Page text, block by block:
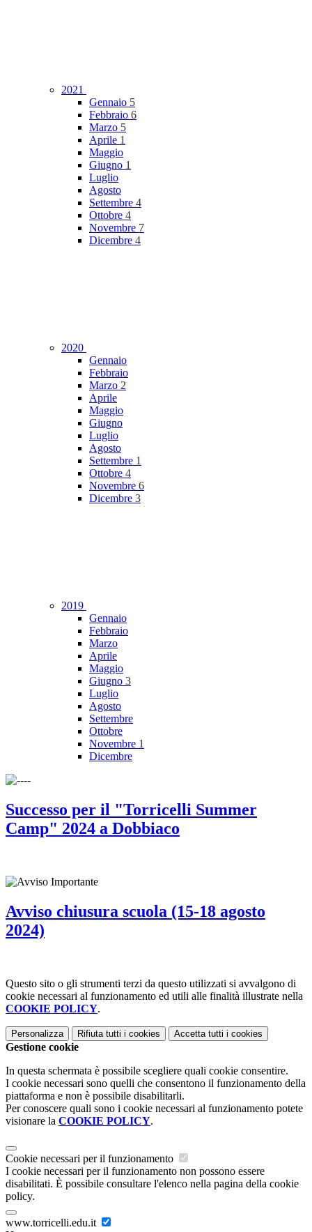
2021
Gennaio 5
Febbraio 6
Marzo 5
Aprile 1
Maggio
Giugno 1
Luglio
Agosto
Settembre 4
Ottobre 4
Novembre 7
Dicembre 4
2020
Gennaio
Febbraio
Marzo 2
Aprile
Maggio
Giugno
Luglio
Agosto
Settembre 1
Ottobre 4
Novembre 6
Dicembre 3
2019
Gennaio
Febbraio
Marzo
Aprile
Maggio
Giugno 3
Luglio
Agosto
Settembre
Ottobre
Novembre 1
Dicembre
Successo per il "Torricelli Summer
Camp" 2024 a Dobbiaco
Avviso chiusura scuola (15-18 agosto
2024)
Questo sito o gli strumenti terzi da questo utilizzati si avvalgono di
cookie necessari al funzionamento ed utili alle finalità illustrate nella
COOKIE POLICY.
Personalizza Rifiuta tutti i cookies Accetta tutti i cookies
Gestione cookie
In questa schermata è possibile scegliere quali cookie consentire.
I cookie necessari sono quelli che consentono il funzionamento della
piattaforma e non è possibile disabilitarli.
Per conoscere quali sono i cookie necessari al funzionamento potete
visionare la COOKIE POLICY.
Cookie necessari per il funzionamento
I cookie necessari per il funzionamento non possono essere
disabilitati. È possibile consultare l'elenco nella pagina della cookie
policy.
www.torricelli.edu.it